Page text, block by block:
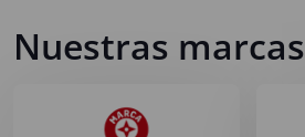
Nuestras marcas